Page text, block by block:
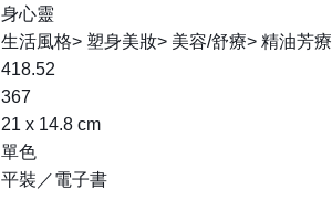
身心靈
生活風格> 塑身美妝> 美容/舒療> 精油芳療
418.52
367
21 x 14.8 cm
單色
平裝／電子書